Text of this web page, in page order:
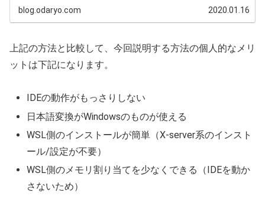
blog.odaryo.com 2020.01.16
上記の方法と比較して、今回説明する方法の個人的なメリ
ットは下記になります。
IDEの動作がもっさりしない
日本語変換がWindowsのものが使える
WSL側のインストールが簡単（X-server系のインスト
ール/設定が不要）
WSL側のメモリ割り当てを少なくできる（IDEを動か
さないため）